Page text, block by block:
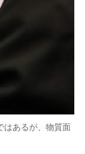
はあるが、物質面